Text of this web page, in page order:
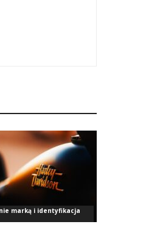
marką i identyfikacja